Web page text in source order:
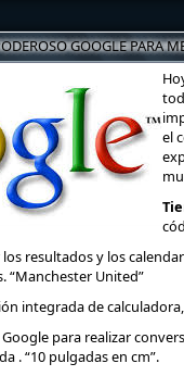
GOOGLE PARA
el
los resultados y los
“Manchester United”
integrada de
Google para realizar
. “10 pulgadas en cm”.